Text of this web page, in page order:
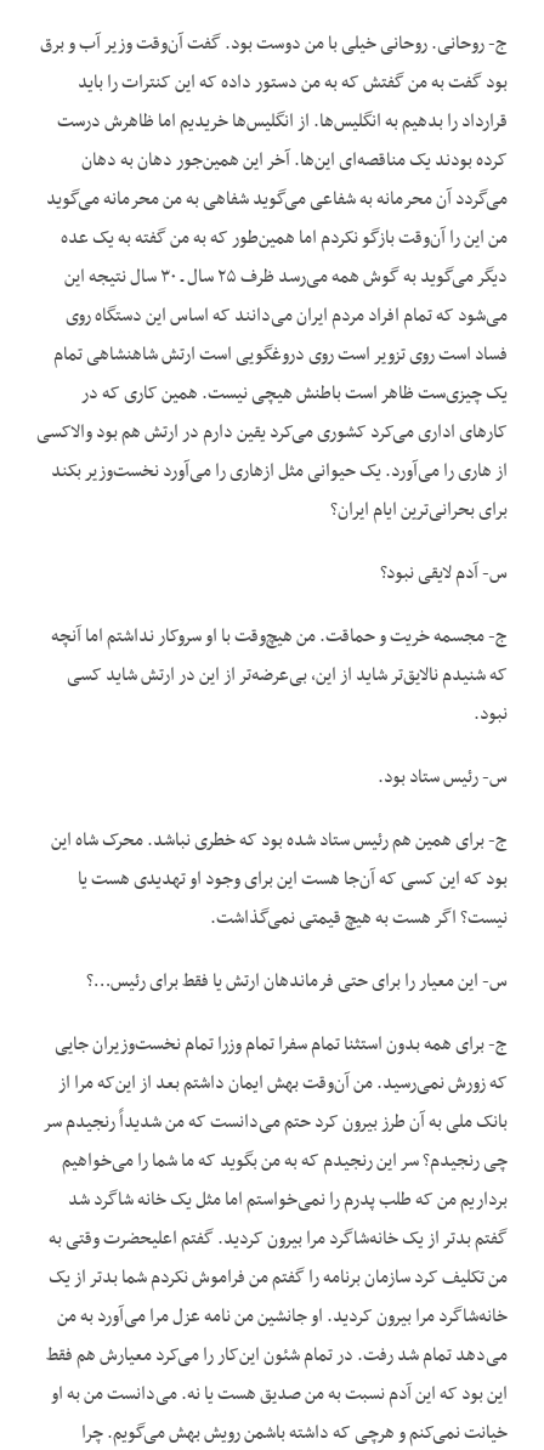
ج- روحانی. روحانی خیلی با من دوست بود. گفت آن‌وقت وزیر آب و برق
بود گفت به من گفتش که به من دستور داده که این کنترات را باید
قرارداد را بدهیم به انگلیس‌ها. از انگلیس‌ها خریدیم اما ظاهرش درست
کرده بودند یک مناقصه‌ای این‌ها. آخر این همین‌جور دهان به دهان
می‌گردد آن محرمانه به شفاعی می‌گوید شفاهی به من محرمانه می‌گوید
من این را آن‌وقت بازگو نکردم اما همین‌طور که به من گفته به یک عده
دیگر می‌گوید به گوش همه می‌رسد ظرف ۲۵ سال ـ ۳۰ سال نتیجه این
می‌شود که تمام افراد مردم ایران می‌دانند که اساس این دستگاه روی
فساد است روی تزویر است روی دروغگویی است ارتش شاهنشاهی تمام
یک چیزی‌ست ظاهر است باطنش هیچی نیست. همین کاری که در
کارهای اداری می‌کرد کشوری می‌کرد یقین دارم در ارتش هم بود والاکسی
از هاری را می‌آورد. یک حیوانی مثل ازهاری را می‌آورد نخست‌وزیر بکند
برای بحرانی‌ترین ایام ایران؟
س- آدم لایقی نبود؟
ج- مجسمه خریت و حماقت. من هیچ‌وقت با او سروکار نداشتم اما آنچه
که شنیدم نالایق‌تر شاید از این، بی‌عرضه‌تر از این در ارتش شاید کسی
نبود.
س- رئیس ستاد بود.
ج- برای همین هم رئیس ستاد شده بود که خطری نباشد. محرک شاه این
بود که این کسی که آن‌جا هست این برای وجود او تهدیدی هست یا
نیست؟ اگر هست به هیچ قیمتی نمی‌گذاشت.
س- این معیار را برای حتی فرماندهان ارتش یا فقط برای رئیس…؟
ج- برای همه بدون استثنا تمام سفرا تمام وزرا تمام نخست‌وزیران جایی
که زورش نمی‌رسید. من آن‌وقت بهش ایمان داشتم بعد از این‌که مرا از
بانک ملی به آن طرز بیرون کرد حتم می‌دانست که من شدیداً رنجیدم سر
چی رنجیدم؟ سر این رنجیدم که به من بگوید که ما شما را می‌خواهیم
برداریم من که طلب پدرم را نمی‌خواستم اما مثل یک خانه شاگرد شد
گفتم بدتر از یک خانه‌شاگرد مرا بیرون کردید. گفتم اعلیحضرت وقتی به
من تکلیف کرد سازمان برنامه را گفتم من فراموش نکردم شما بدتر از یک
خانه‌شاگرد مرا بیرون کردید. او جانشین من نامه عزل‌ مرا می‌آورد به من
می‌دهد تمام شد رفت. در تمام شئون این‌کار را می‌کرد معیارش هم فقط
این بود که این آدم نسبت به من صدیق هست یا نه. می‌دانست من به او
خیانت نمی‌کنم و هرچی که داشته باشمن رویش بهش می‌گویم. چرا